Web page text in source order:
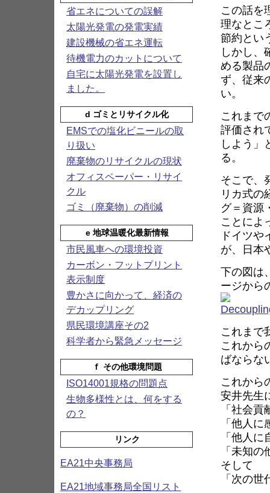
この話を
理なとこ
節約とい
しかし、
める製品
ず、従来
い。
これまで
評価され
しよう」
る。
そこで、
リカ式の
グ＝資源
ことによ
ドイツ
が、日本
下の図は
ージから
これまで
これから
ばならな
これから
安井先生
「社会
「他人
「他人
「未知
そして
「次の
省エネについての誤解
太陽光発電の発電実績
建設機械の省エネ運転
待機電力のカットについて
自宅に太陽光発電を設置し
ました。
d ゴミとリサイクル化
EMSでの塩化ビニールの取
り扱い
廃棄物のリサイクルの現状
オフィスペーパー・リサイ
クル
ゴミ（廃棄物）の削減
e 地球温暖化最新情報
市民風車への環境投資
カーボン・フットプリント
表示制度
豊かさに向かって、経済の
デカップリング
県民環境講座その2
科学者から緊急メッセージ
ｆ その他環境問題
ISO14001規格の問題点
生物多様性とは、何をする
の？
リンク
EA21中央事務局
EA21地域事務局全国リスト